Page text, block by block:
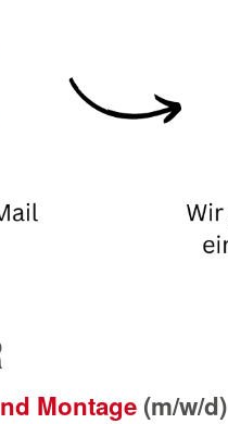
Montage(m/w/d)